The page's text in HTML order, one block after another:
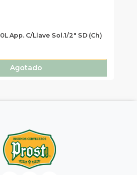
App. C/Llave Sol.1/2" SD (Ch)
Agotado